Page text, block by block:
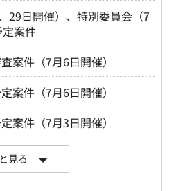
29日開催）、特別委員会（7
案件
案件（7月6日開催）
案件（7月6日開催）
案件（7月3日開催）
見る